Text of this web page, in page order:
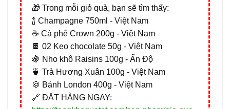
🎁 Trong mỗi giỏ quà, bạn sẽ tìm thấy:
🍾 Champagne 750ml - Việt Nam
☕ Cà phê Crown 200g - Việt Nam
🍫 02 Kẹo chocolate 50g - Việt Nam
🍇 Nho khô Raisins 100g - Ấn Độ
🍵 Trà Hương Xuân 100g - Việt Nam
🍪 Bánh London 400g - Việt Nam
🔗 ĐẶT HÀNG NGAY: